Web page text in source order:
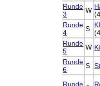
Runde
3
W
Runde
4
S
Runde
5
W
Runde
6
S
Runde